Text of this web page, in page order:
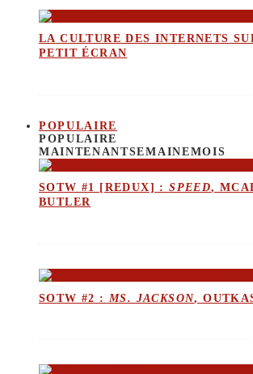
LA CULTURE DES INTERNETS
PETIT ÉCRAN
POPULAIRE
POPULAIRE
MAINTENANTSEMAINEMOIS
SOTW #1 [REDUX] :SPEED,
BUTLER
SOTW #2 : MS. JACKSON,